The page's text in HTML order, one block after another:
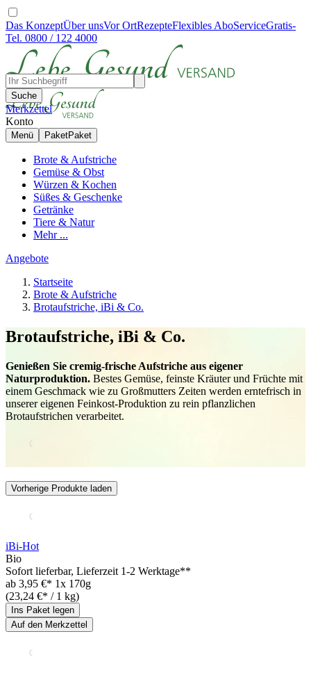
Das KonzeptÜber unsVor OrtRezepteFlexibles AboServiceGratis-
Tel. 0800 / 122 4000
Suche
Merkzettel
Konto
Menü PaketPaket
Brote & Aufstriche
Gemüse & Obst
Würzen & Kochen
Süßes & Geschenke
Getränke
Tiere & Natur
Mehr ...
Angebote
Startseite
Brote & Aufstriche
Brotaufstriche, iBi & Co.
Brotaufstriche, iBi & Co.
Genießen Sie cremig-frische Aufstriche aus eigener
Naturproduktion. Bestes Gemüse, feinste Kräuter und Früchte mit
einem Geschmack wie zu Großmutters Zeiten werden erntefrisch in
unserer eigenen Feinkost-Produktion zu rein pflanzlichen
Brotaufstrichen verarbeitet.
Vorherige Produkte laden
iBi-Hot
Bio
Sofort lieferbar, Lieferzeit 1-2 Werktage**
ab 3,95 €* 1x 170g
(23,24 €* / 1 kg)
Ins Paket legen
Auf den Merkzettel